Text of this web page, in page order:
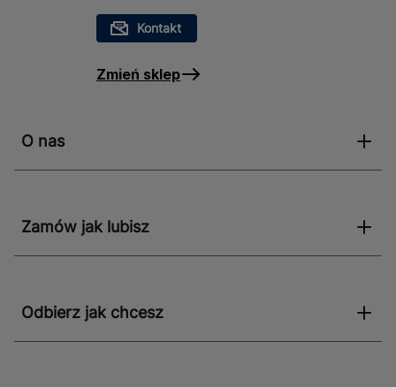
Kontakt
Zmień sklep
O nas
Zamów jak lubisz
Odbierz jak chcesz